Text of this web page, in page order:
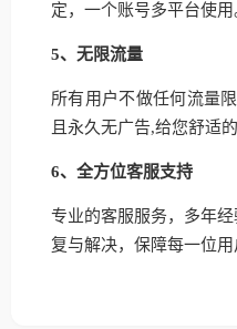
定，一个账号多平台使
5、无限流量
所有用户不做任何流量
且永久无广告,给您舒适
6、全方位客服支持
专业的客服服务，多年
复与解决，保障每一位